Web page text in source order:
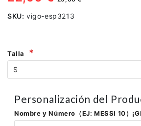
SKU: vigo-esp3213
Talla
Personalización del
Nombre y Número（EJ: MESSI 10）